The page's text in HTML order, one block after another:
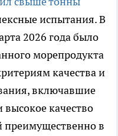
испытания. В
2026 года было
морепродукта
качества и
включавшие
качество
преимущественно в